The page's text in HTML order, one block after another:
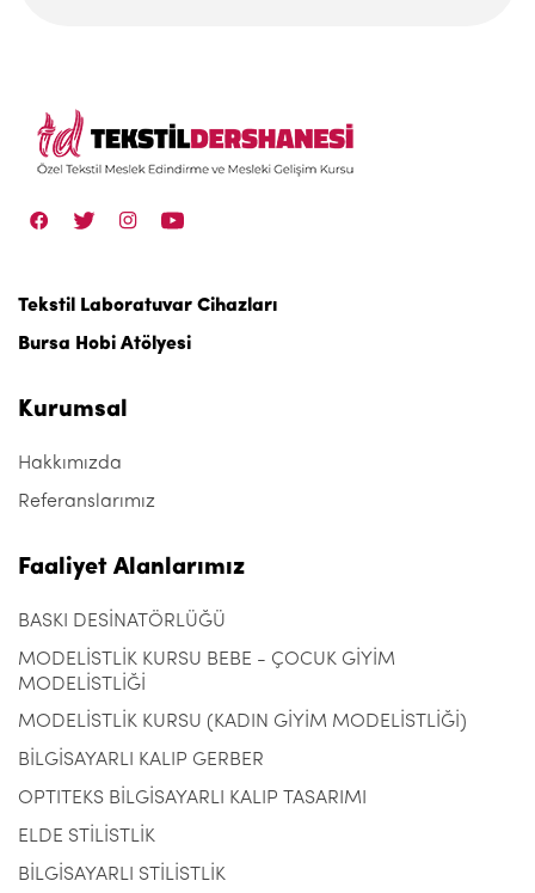
Tekstil Laboratuvar Cihazları
Bursa Hobi Atölyesi
Kurumsal
Hakkımızda
Referanslarımız
Faaliyet Alanlarımız
BASKI DESİNATÖRLÜĞÜ
MODELİSTLİK KURSU BEBE - ÇOCUK GİYİM
MODELİSTLİĞİ
MODELİSTLİK KURSU (KADIN GİYİM MODELİSTLİĞİ)
BİLGİSAYARLI KALIP GERBER
OPTITEKS BİLGİSAYARLI KALIP TASARIMI
ELDE STİLİSTLİK
BİLGİSAYARLI STİLİSTLİK